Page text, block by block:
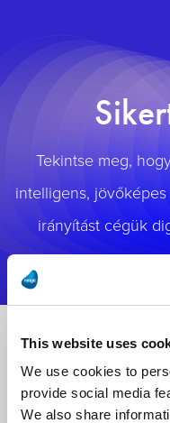
This website uses
We use cookies to
provide social media
We also share
Tekintse meg,
intelligens,
irányítást cégük